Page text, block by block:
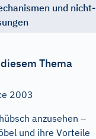
und nicht-
Thema
2003
anzusehen –
und ihre Vorteile